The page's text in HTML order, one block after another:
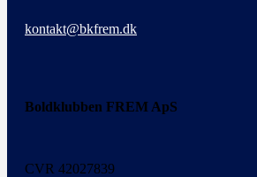
kontakt@bkfrem.dk
Boldklubben FREM ApS
CVR 42027839